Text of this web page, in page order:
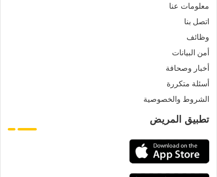
معلومات عنا
اتصل بنا
وظائف
أمن البيانات
أخبار وصحافة
أسئلة متكررة
الشروط والخصوصية
تطبيق المريض